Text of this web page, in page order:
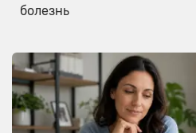
болезнь